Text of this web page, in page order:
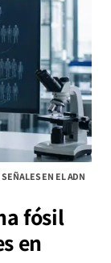
EN EL ADN
fósil
en